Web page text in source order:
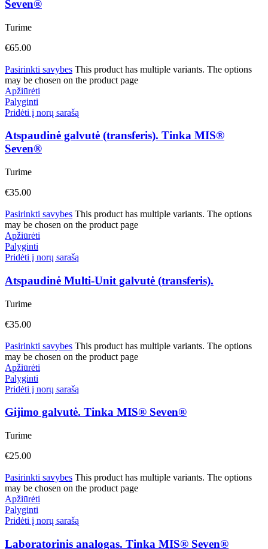
Seven®
Turime
€65.00
Pasirinkti savybes This product has multiple variants. The options
may be chosen on the product page
Apžiūrėti
Palyginti
Pridėti į norų sarašą
Atspaudinė galvutė (transferis). Tinka MIS®
Seven®
Turime
€35.00
Pasirinkti savybes This product has multiple variants. The options
may be chosen on the product page
Apžiūrėti
Palyginti
Pridėti į norų sarašą
Atspaudinė Multi-Unit galvutė (transferis).
Turime
€35.00
Pasirinkti savybes This product has multiple variants. The options
may be chosen on the product page
Apžiūrėti
Palyginti
Pridėti į norų sarašą
Gijimo galvutė. Tinka MIS® Seven®
Turime
€25.00
Pasirinkti savybes This product has multiple variants. The options
may be chosen on the product page
Apžiūrėti
Palyginti
Pridėti į norų sarašą
Laboratorinis analogas. Tinka MIS® Seven®